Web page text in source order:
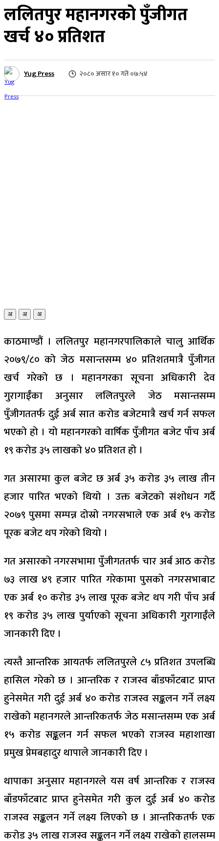
ललितपुर महानगरको पुँजीगत
खर्च ४० प्रतिशत
Yug Press २०८० असार १० गते ०७:५४
अ अ अ
काठमाण्डौं । ललितपुर महानगरपालिकाले चालु आर्थिक
२०७९/८० को जेठ मसान्तसम्म ४० प्रतिशतमात्रै पुँजीगत
खर्च गरेको छ । महानगरका सूचना अधिकारी देव
गुरागाईँका अनुसार ललितपुरले जेठ मसान्तसम्म
पुँजीगततर्फ दुई अर्ब सात करोड बजेटमात्रै खर्च गर्न सफल
भएको हो । यो महानगरको वार्षिक पुँजीगत बजेट पाँच अर्ब
१९ करोड ३५ लाखको ४० प्रतिशत हो ।
गत असारमा कुल बजेट छ अर्ब ३५ करोड ३५ लाख तीन
हजार पारित भएको थियो । उक्त बजेटको संशोधन गर्दै
२०७९ पुसमा सम्पन्न दोस्रो नगरसभाले एक अर्ब १५ करोड
पूरक बजेट थप गरेको थियो ।
गत असारको नगरसभामा पुँजीगततर्फ चार अर्ब आठ करोड
७३ लाख ४९ हजार पारित गरेकामा पुसको नगरसभाबाट
एक अर्ब १० करोड ३५ लाख पूरक बजेट थप गरी पाँच अर्ब
१९ करोड ३५ लाख पुर्याएको सूचना अधिकारी गुरागाईँले
जानकारी दिए ।
त्यस्तै आन्तरिक आयतर्फ ललितपुरले ८५ प्रतिशत उपलब्धि
हासिल गरेको छ । आन्तरिक र राजस्व बाँडफाँटबाट प्राप्त
हुनेसमेत गरी दुई अर्ब ४० करोड राजस्व सङ्कलन गर्ने लक्ष्य
राखेको महानगरले आन्तरिकतर्फ जेठ मसान्तसम्म एक अर्ब
१५ करोड सङ्कलन गर्न सफल भएको राजस्व महाशाखा
प्रमुख प्रेमबहादुर थापाले जानकारी दिए ।
थापाका अनुसार महानगरले यस वर्ष आन्तरिक र राजस्व
बाँडफाँटबाट प्राप्त हुनेसमेत गरी कुल दुई अर्ब ४० करोड
राजस्व सङ्कलन गर्ने लक्ष्य लिएको छ । आन्तरिकतर्फ एक
करोड ३५ लाख राजस्व सङ्कलन गर्ने लक्ष्य राखेको हालसम्म